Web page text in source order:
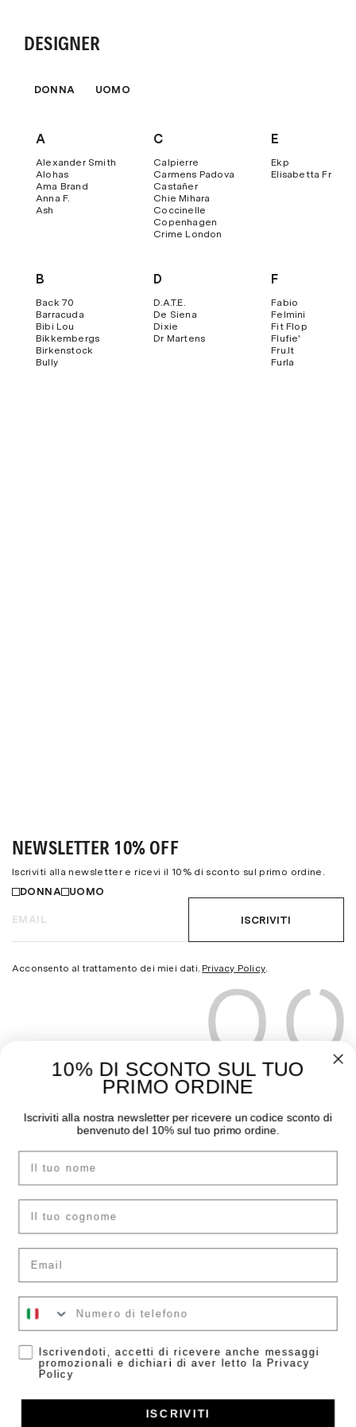
DESIGNER
DONNA UOMO
A
Alexander Smith
Alohas
Ama Brand
Anna F.
Ash
B
Back 70
Barracuda
Bibi Lou
Bikkembergs
Birkenstock
Bully
C
Calpierre
Carmens Padova
Castañer
Chie Mihara
Coccinelle
Copenhagen
Crime London
D
D.a.t.e.
De Siena
Dixie
Dr Martens
E
Ekp
Elisabetta Franchi
F
Fabio
Felmini
Fit Flop
Flufie'
Fru.it
Furla
NEWSLETTER 10% OFF
Iscriviti alla newsletter e ricevi il 10% di sconto sul primo ordine.
DONNA
UOMO
ISCRIVITI
Acconsento al trattamento dei miei dati. Privacy Policy.
THE MOODER
I negozi
Contatti
Instagram
Facebook
GUIDA ALL’ACQUISTO
Pagamenti
Sostituzioni e Resi
Guida Taglie
ACCOUNT
Crea account
LEGAL AREA
Informazioni Legali
Privacy Policy
10% DI SCONTO SUL TUO
PRIMO ORDINE
Iscriviti alla nostra newsletter per ricevere un codice sconto di
benvenuto del 10% sul tuo primo ordine.
Nome
cognome
Email
Il tuo numero
Accetta
Iscrivendoti, accetti di ricevere anche messaggi
promozionali e dichiari di aver letto la Privacy
Policy
ISCRIVITI